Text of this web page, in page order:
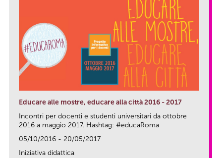
Educare alle mostre, educare alla città 2016 - 2017
Incontri per docenti e studenti universitari da ottobre
2016 a maggio 2017. Hashtag: #educaRoma
05/10/2016 - 20/05/2017
Iniziativa didattica